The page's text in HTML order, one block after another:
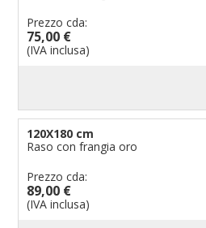
Prezzo cda:
75,00 €
(IVA inclusa)
120X180 cm
Raso con frangia oro
Prezzo cda:
89,00 €
(IVA inclusa)